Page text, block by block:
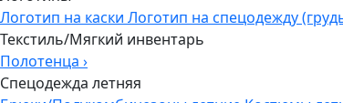
Логотип на каски Логотип на спецодежду
Текстиль/Мягкий инвентарь
Полотенца ›
Спецодежда летняя